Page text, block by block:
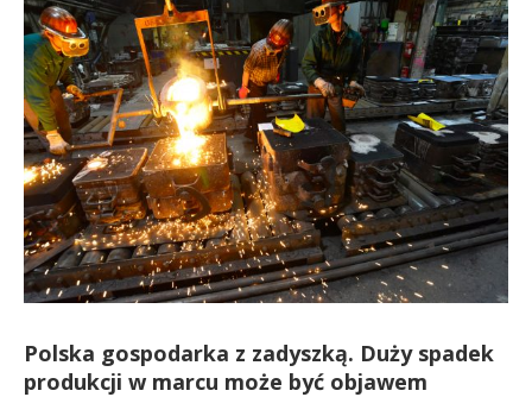
Polska gospodarka z zadyszką. Duży spadek
produkcji w marcu może być objawem